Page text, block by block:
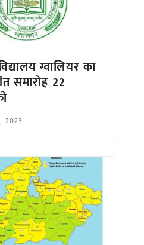
ग्वालियर का
समारोह 22
2023